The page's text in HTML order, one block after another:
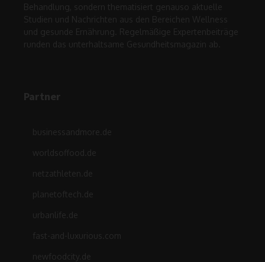
Behandlung, sondern thematisiert genauso aktuelle
Studien und Nachrichten aus den Bereichen Wellness
und gesunde Ernährung. Regelmäßige Expertenbeiträge
runden das unterhaltsame Gesundheitsmagazin ab.
Partner
businessandmore.de
worldsoffood.de
netzathleten.de
planetoftech.de
urbanlife.de
fast-and-luxurious.com
newfoodcity.de